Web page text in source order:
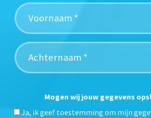
Mogen wij jouw gegevens
Ja, ik geef toestemming om mijn